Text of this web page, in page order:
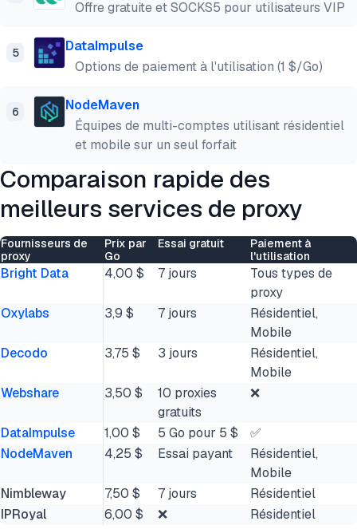
Offre gratuite et SOCKS5 pour utilisateurs VIP
5
DataImpulse
Options de paiement à l'utilisation (1 $/Go)
6
NodeMaven
Équipes de multi-comptes utilisant résidentiel
et mobile sur un seul forfait
Comparaison rapide des
meilleurs services de proxy
Fournisseurs de
proxy
Prix par
Go
Essai gratuit
Paiement à
l'utilisation
Bright Data 4,00 $ 7 jours
Tous types de
proxy
Oxylabs
3,9 $ 7 jours
Résidentiel,
Mobile
Decodo
3,75 $ 3 jours
Résidentiel,
Mobile
Webshare
3,50 $
10 proxies
gratuits
❌
DataImpulse 1,00 $ 5 Go pour 5 $
✅
NodeMaven
4,25 $ Essai payant
Résidentiel,
Mobile
Nimbleway
7,50 $ 7 jours
Résidentiel
IPRoyal
6,00 $ ❌ Résidentiel